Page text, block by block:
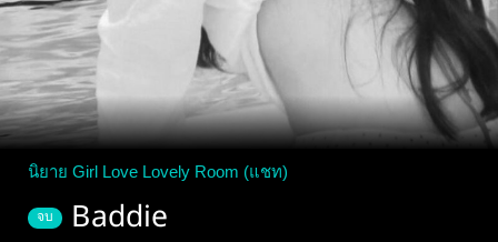
นิยาย Girl Love Lovely Room (แชท)
จบ Baddie